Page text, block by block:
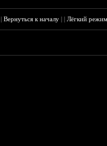
|Вернуться к началу ||Лёгкий